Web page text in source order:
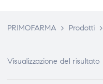
PRIMOFARMA > Prodotti >
Visualizzazione del risultato